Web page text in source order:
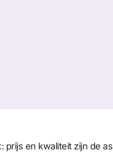
prijs en kwaliteit zijn de